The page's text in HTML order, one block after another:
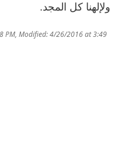
ولإلهنا كل المجد.
PM, Modified: 4/26/2016 at 3:49